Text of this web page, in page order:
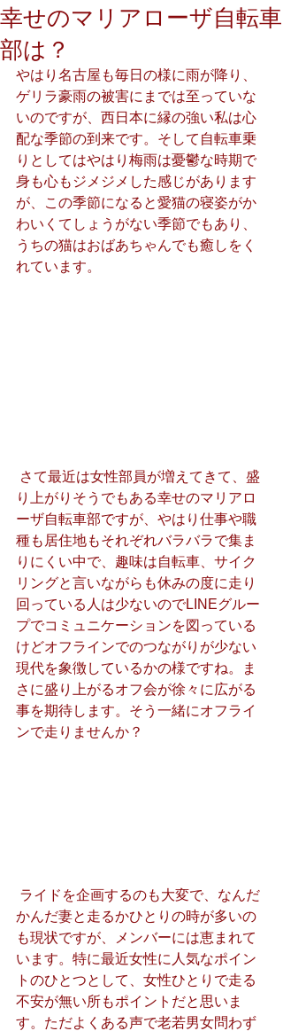
幸せのマリアローザ自転車
部は？
やはり名古屋も毎日の様に雨が降り、
ゲリラ豪雨の被害にまでは至っていな
いのですが、西日本に縁の強い私は心
配な季節の到来です。そして自転車乗
りとしてはやはり梅雨は憂鬱な時期で
身も心もジメジメした感じがあります
が、この季節になると愛猫の寝姿がか
わいくてしょうがない季節でもあり、
うちの猫はおばあちゃんでも癒しをく
れています。
り上がりそうでもある幸せのマリアロ
ーザ自転車部ですが、やはり仕事や職
種も居住地もそれぞれバラバラで集ま
りにくい中で、趣味は自転車、サイク
リングと言いながらも休みの度に走り
回っている人は少ないのでLINEグルー
プでコミュニケーションを図っている
けどオフラインでのつながりが少ない
現代を象徴しているかの様ですね。ま
さに盛り上がるオフ会が徐々に広がる
事を期待します。そう一緒にオフライ
ンで走りませんか？
かんだ妻と走るかひとりの時が多いの
も現状ですが、メンバーには恵まれて
います。特に最近女性に人気なポイン
トのひとつとして、女性ひとりで走る
不安が無い所もポイントだと思いま
す。ただよくある声で老若男女問わず